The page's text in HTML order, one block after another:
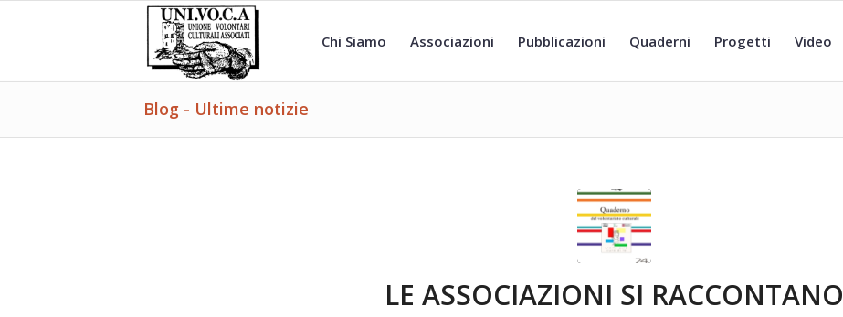
Chi Siamo Associazioni Pubblicazioni Quaderni Progetti Video
Blog - Ultime notizie
LE ASSOCIAZIONI SI RACCONTANO